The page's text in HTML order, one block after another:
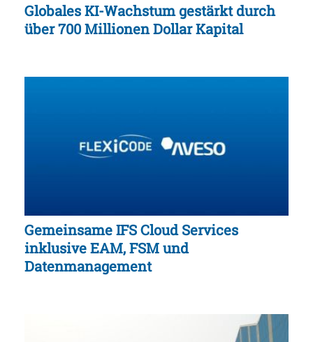
Globales KI-Wachstum gestärkt durch
über 700 Millionen Dollar Kapital
Gemeinsame IFS Cloud Services
inklusive EAM, FSM und
Datenmanagement